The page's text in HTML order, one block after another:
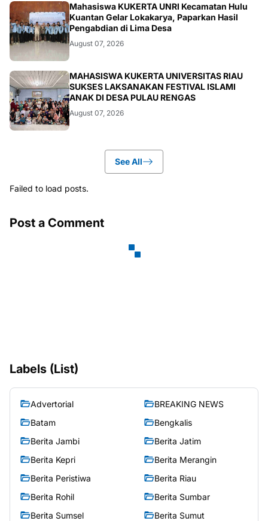
ARTIKEL
Mahasiswa KUKERTA UNRI Kecamatan Hulu
Kuantan Gelar Lokakarya, Paparkan Hasil
Pengabdian di Lima Desa
August 07, 2026
ARTIKEL
MAHASISWA KUKERTA UNIVERSITAS RIAU
SUKSES LAKSANAKAN FESTIVAL ISLAMI
ANAK DI DESA PULAU RENGAS
August 07, 2026
See All
Failed to load posts.
Post a Comment
Labels (List)
Advertorial
BREAKING NEWS
Batam
Bengkalis
Berita Jambi
Berita Jatim
Berita Kepri
Berita Merangin
Berita Peristiwa
Berita Riau
Berita Rohil
Berita Sumbar
Berita Sumsel
Berita Sumut